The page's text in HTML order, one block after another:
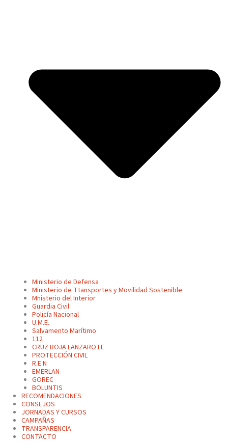
Ministerio de Defensa
Ministerio de Ttansportes y Movilidad Sostenible
Mnisterio del Interior
Guardia Civil
Policía Nacional
U.M.E.
Salvamento Marítimo
112
CRUZ ROJA LANZAROTE
PROTECCIÓN CIVIL
R.E.N
EMERLAN
GOREC
BOLUNTIS
RECOMENDACIONES
CONSEJOS
JORNADAS Y CURSOS
CAMPAÑAS
TRANSPARENCIA
CONTACTO